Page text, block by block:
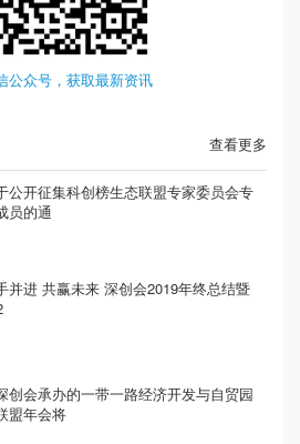
公众号，获取最新资讯
查看更多
公开征集科创榜生态联盟专家委员会专
员的通
并进 共赢未来 深创会2019年终总结暨
创会承办的一带一路经济开发与自贸园
盟年会将